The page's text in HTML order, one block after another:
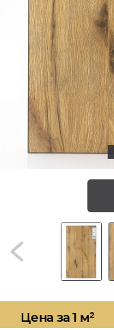
Цена за 1 м²